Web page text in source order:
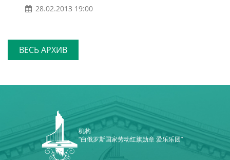
28.02.2013 19:00
ВЕСЬ АРХИВ
机构
“白俄罗斯国家劳动红旗勋章 爱乐乐团”